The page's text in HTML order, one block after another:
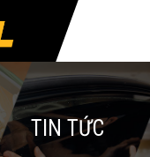
TIN TỨC